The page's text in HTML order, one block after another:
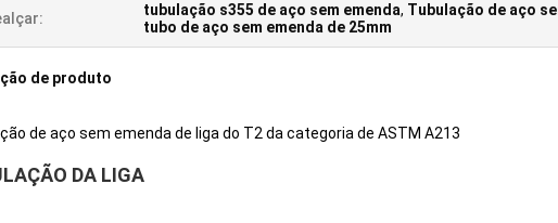
tubulação s355 de aço sem emenda, Tubulação de aço
tubo de aço sem emenda de 25mm
de produto
de aço sem emenda de liga do T2 da categoria de ASTM A213
DA LIGA